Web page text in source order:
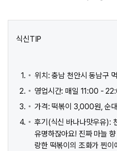
식신TIP
위치: 충남 천안시 동남구
영업시간: 매일 11:00 -
가격: 떡볶이 3,000원, 순
후기(식신 바나나맛우유):
유명하잖아요! 진짜 마늘
랑한 떡볶이의 조화가 찐